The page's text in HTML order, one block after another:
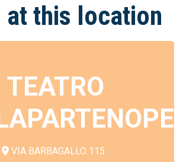
at this location
TEATRO
VIA BARBAGALLO 115